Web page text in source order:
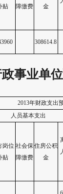
贴
障缴费
金
308614.8
事业单
2013年财政支出
人员基本支出
岗位
贴
社会保
障缴费
住房公积
金